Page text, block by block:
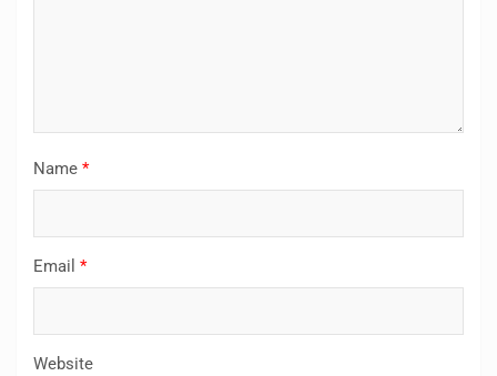
Name *
Email *
Website